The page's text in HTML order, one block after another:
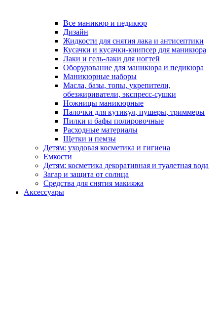
Все маникюр и педикюр
Дизайн
Жидкости для снятия лака и антисептики
Кусачки и кусачки-книпсер для маникюра
Лаки и гель-лаки для ногтей
Оборудование для маникюра и педикюра
Маникюрные наборы
Масла, базы, топы, укрепители,
обезжириватели, экспресс-сушки
Ножницы маникюрные
Палочки для кутикул, пушеры, триммеры
Пилки и бафы полировочные
Расходные материалы
Щетки и пемзы
Детям: уходовая косметика и гигиена
Емкости
Детям: косметика декоративная и туалетная вода
Загар и защита от солнца
Средства для снятия макияжа
Аксессуары